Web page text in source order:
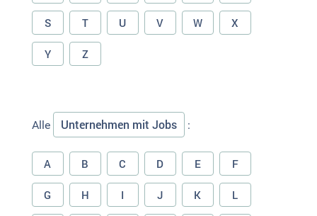
S T U V W X
Y Z
Alle Unternehmen mit Jobs :
A B C D E F
G H I J K L